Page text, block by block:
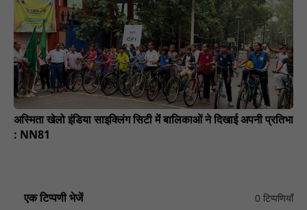
अस्मिता खेलो इंडिया साइक्लिंग सिटी में बालिकाओं ने दिखाई अपनी प्रतिभा
: NN81
एक टिप्पणी भेजें 0 टिप्पणियाँ